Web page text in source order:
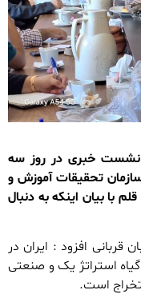
نشست خبری در روز سه
تحقیقات آموزش و
با بیان اینکه به دنبال
قربانی افزود : ایران در
استراتژ یک و صنعتی